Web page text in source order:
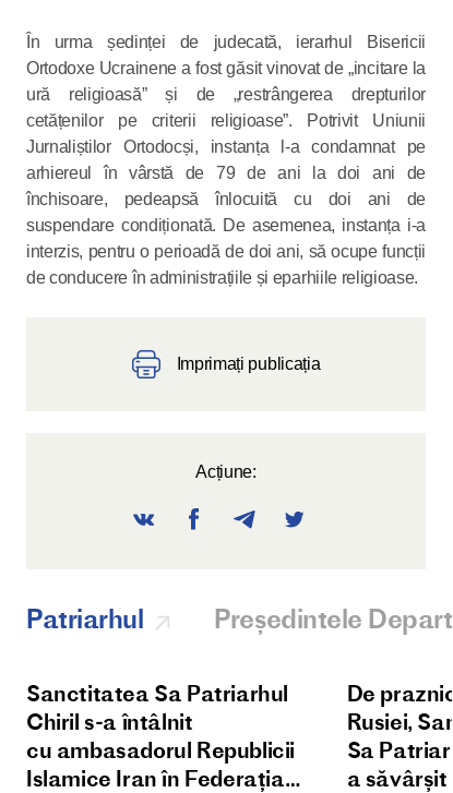
În urma ședinței de judecată, ierarhul Bisericii
Ortodoxe Ucrainene a fost găsit vinovat de „incitare la
ură religioasă” și de „restrângerea drepturilor
cetățenilor pe criterii religioase”. Potrivit Uniunii
Jurnaliștilor Ortodocși, instanța l-a condamnat pe
arhiereul în vârstă de 79 de ani la doi ani de
închisoare, pedeapsă înlocuită cu doi ani de
suspendare condiționată. De asemenea, instanța i-a
interzis, pentru o perioadă de doi ani, să ocupe funcții
de conducere în administrațiile și eparhiile religioase.
Imprimați publicația
Acțiune:
Patriarhul Președintele
Sanctitatea Sa Patriarhul
Chiril s-a întâlnit
cu ambasadorul Republicii
Islamice Iran în Federația
De
Rusiei,
Sa
a